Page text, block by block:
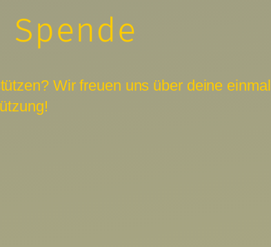
Wir freuen uns über deine